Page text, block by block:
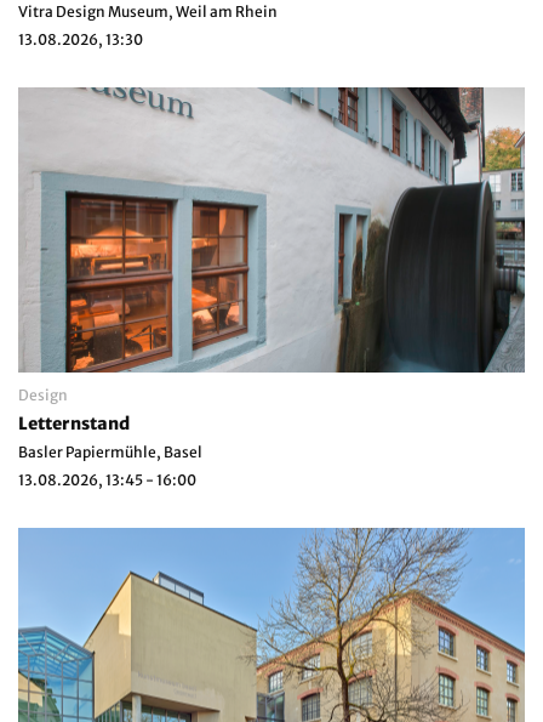
Vitra Design Museum, Weil am Rhein
13.08.2026, 13:30
Design
Letternstand
Basler Papiermühle, Basel
13.08.2026, 13:45 - 16:00